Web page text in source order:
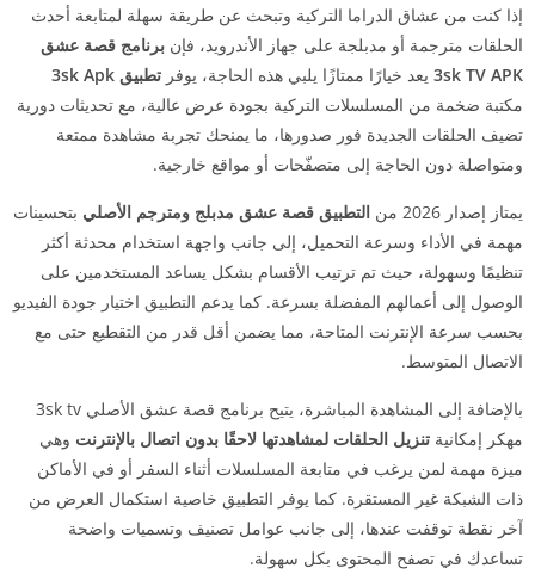
إذا كنت من عشاق الدراما التركية وتبحث عن طريقة سهلة لمتابعة أحدث
الحلقات مترجمة أو مدبلجة على جهاز الأندرويد، فإن برنامج قصة عشق
3sk TV APK يعد خيارًا ممتازًا يلبي هذه الحاجة، يوفر تطبيق 3sk Apk
مكتبة ضخمة من المسلسلات التركية بجودة عرض عالية، مع تحديثات دورية
تضيف الحلقات الجديدة فور صدورها، ما يمنحك تجربة مشاهدة ممتعة
ومتواصلة دون الحاجة إلى متصفّحات أو مواقع خارجية.
يمتاز إصدار 2026 من التطبيق قصة عشق مدبلج ومترجم الأصلي بتحسينات
مهمة في الأداء وسرعة التحميل، إلى جانب واجهة استخدام محدثة أكثر
تنظيمًا وسهولة، حيث تم ترتيب الأقسام بشكل يساعد المستخدمين على
الوصول إلى أعمالهم المفضلة بسرعة. كما يدعم التطبيق اختيار جودة الفيديو
بحسب سرعة الإنترنت المتاحة، مما يضمن أقل قدر من التقطيع حتى مع
الاتصال المتوسط.
بالإضافة إلى المشاهدة المباشرة، يتيح برنامج قصة عشق الأصلي 3sk tv
مهكر إمكانية تنزيل الحلقات لمشاهدتها لاحقًا بدون اتصال بالإنترنت وهي
ميزة مهمة لمن يرغب في متابعة المسلسلات أثناء السفر أو في الأماكن
ذات الشبكة غير المستقرة. كما يوفر التطبيق خاصية استكمال العرض من
آخر نقطة توقفت عندها، إلى جانب عوامل تصنيف وتسميات واضحة
تساعدك في تصفح المحتوى بكل سهولة.